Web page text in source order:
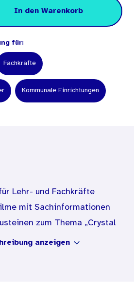
In den Warenkorb
für:
Fachkräfte
Kommunale Einrichtungen
Lehr- und Fachkräfte
mit Sachinformationen
zum Thema „Crystal
anzeigen